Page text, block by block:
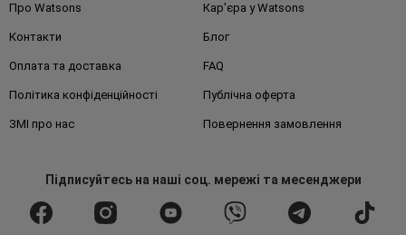
Про Watsons Кар'єра у Watsons
Контакти Блог
Оплата та доставка FAQ
Політика конфіденційності Публічна оферта
ЗМІ про нас Повернення замовлення
Підписуйтесьна наші соц. мережі та месенджери